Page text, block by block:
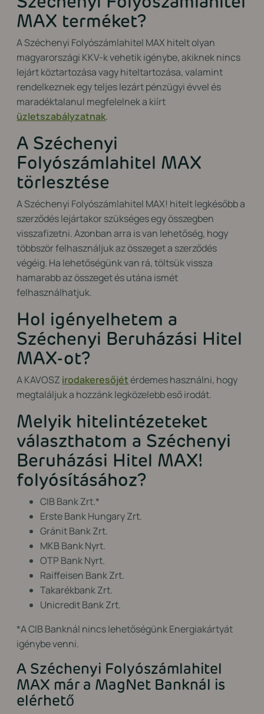
MAX terméket?
A Széchenyi Folyószámlahitel MAX hitelt olyan
magyarországi KKV-k vehetik igénybe, akiknek nincs
lejárt köztartozása vagy hiteltartozása, valamint
rendelkeznek egy teljes lezárt pénzügyi évvel és
maradéktalanul megfelelnek a kiírt
üzletszabályzatnak.
A Széchenyi
Folyószámlahitel MAX
törlesztése
A Széchenyi Folyószámlahitel MAX! hitelt legkésőbb a
szerződés lejártakor szükséges egy összegben
visszafizetni. Azonban arra is van lehetőség, hogy
többször felhasználjuk az összeget a szerződés
végéig. Ha lehetőségünk van rá, töltsük vissza
hamarabb az összeget és utána ismét
felhasználhatjuk.
Hol igényelhetem a
Széchenyi Beruházási Hitel
MAX-ot?
A KAVOSZ irodakeresőjétérdemes használni, hogy
megtaláljuk a hozzánk legközelebb eső irodát.
Melyik hitelintézeteket
választhatom a Széchenyi
Beruházási Hitel MAX!
folyósításához?
CIB Bank Zrt.*
Erste Bank Hungary Zrt.
Gránit Bank Zrt.
MKB Bank Nyrt.
OTP Bank Nyrt.
Raiffeisen Bank Zrt.
Takarékbank Zrt.
Unicredit Bank Zrt.
*A CIB Banknál nincs lehetőségünk Energiakártyát
igénybe venni.
A Széchenyi Folyószámlahitel
MAX már a MagNet Banknál is
elérhető